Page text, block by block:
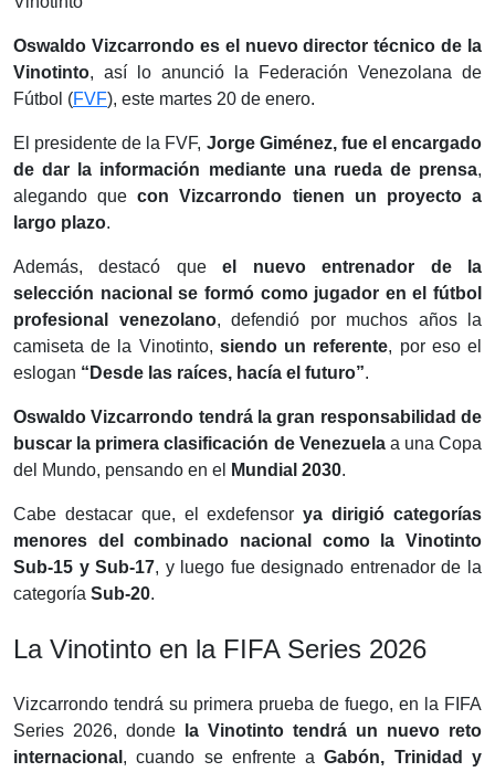
Oswaldo Vizcarrondo es el nuevo director técnico de la
Vinotinto, así lo anunció la Federación Venezolana de
Fútbol (FVF), este martes 20 de enero.
El presidente de la FVF, Jorge Giménez, fue el encargado
de dar la información mediante una rueda de prensa,
alegando quecon Vizcarrondo tienen un proyecto a
largo plazo.
Además, destacó queel nuevo entrenador de la
selección nacional se formó como jugador en el fútbol
profesional venezolano, defendió por muchos años la
camiseta de la Vinotinto, siendo un referente, por eso el
eslogan “Desde las raíces, hacía el futuro”.
Oswaldo Vizcarrondo tendrá la gran responsabilidad de
buscar la primera clasificación de Venezuela a una Copa
del Mundo, pensando en el
Mundial 2030.
Cabe destacar que, el exdefensor ya dirigió categorías
menores del combinado nacional como la Vinotinto
Sub-15 y Sub-17, y luego fue designado entrenador de la
categoría Sub-20.
La Vinotinto en la FIFA Series 2026
Vizcarrondo tendrá su primera prueba de fuego, en la FIFA
Series 2026, donde la Vinotinto tendrá un nuevo reto
internacional , cuando se enfrente aGabón, Trinidad y